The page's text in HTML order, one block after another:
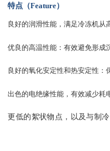
特点（Feature）
良好的润滑性能，满足冷冻机从
优良的高温性能：有效避免形成
良好的氧化安定性和热安定性：
出色的电绝缘性能，有效减少耗
更低的絮状物点，以及与制冷